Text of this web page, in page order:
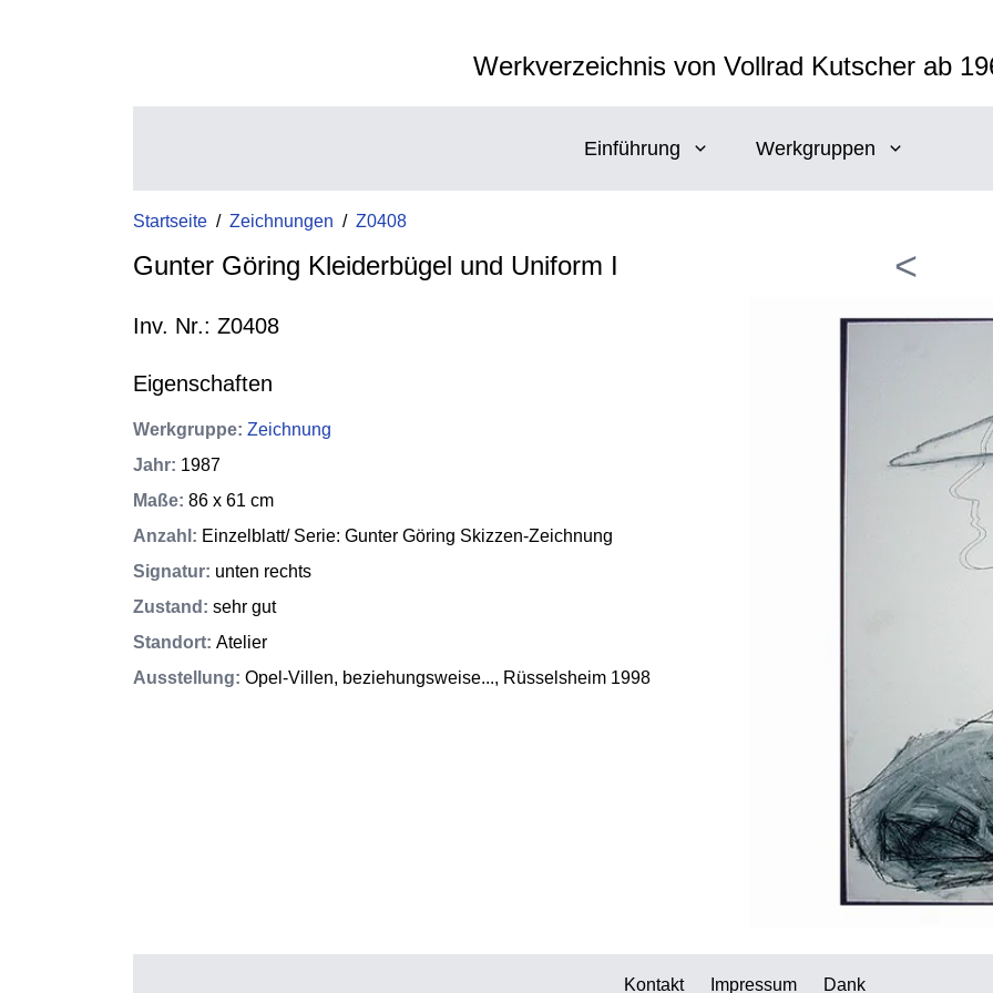
Werkverzeichnis von Vollrad Kutscher ab
Einführung Werkgruppen
Startseite / Zeichnungen / Z0408
Gunter Göring Kleiderbügel und Uniform I
Inv. Nr.: Z0408
Eigenschaften
Werkgruppe: Zeichnung
Jahr: 1987
Maße: 86 x 61 cm
Anzahl : Einzelblatt/ Serie: Gunter Göring Skizzen-Zeichnung
Signatur: unten rechts
Zustand : sehr gut
Standort: Atelier
Ausstellung: Opel-Villen, beziehungsweise..., Rüsselsheim 1998
<
Kontakt Impressum Dank